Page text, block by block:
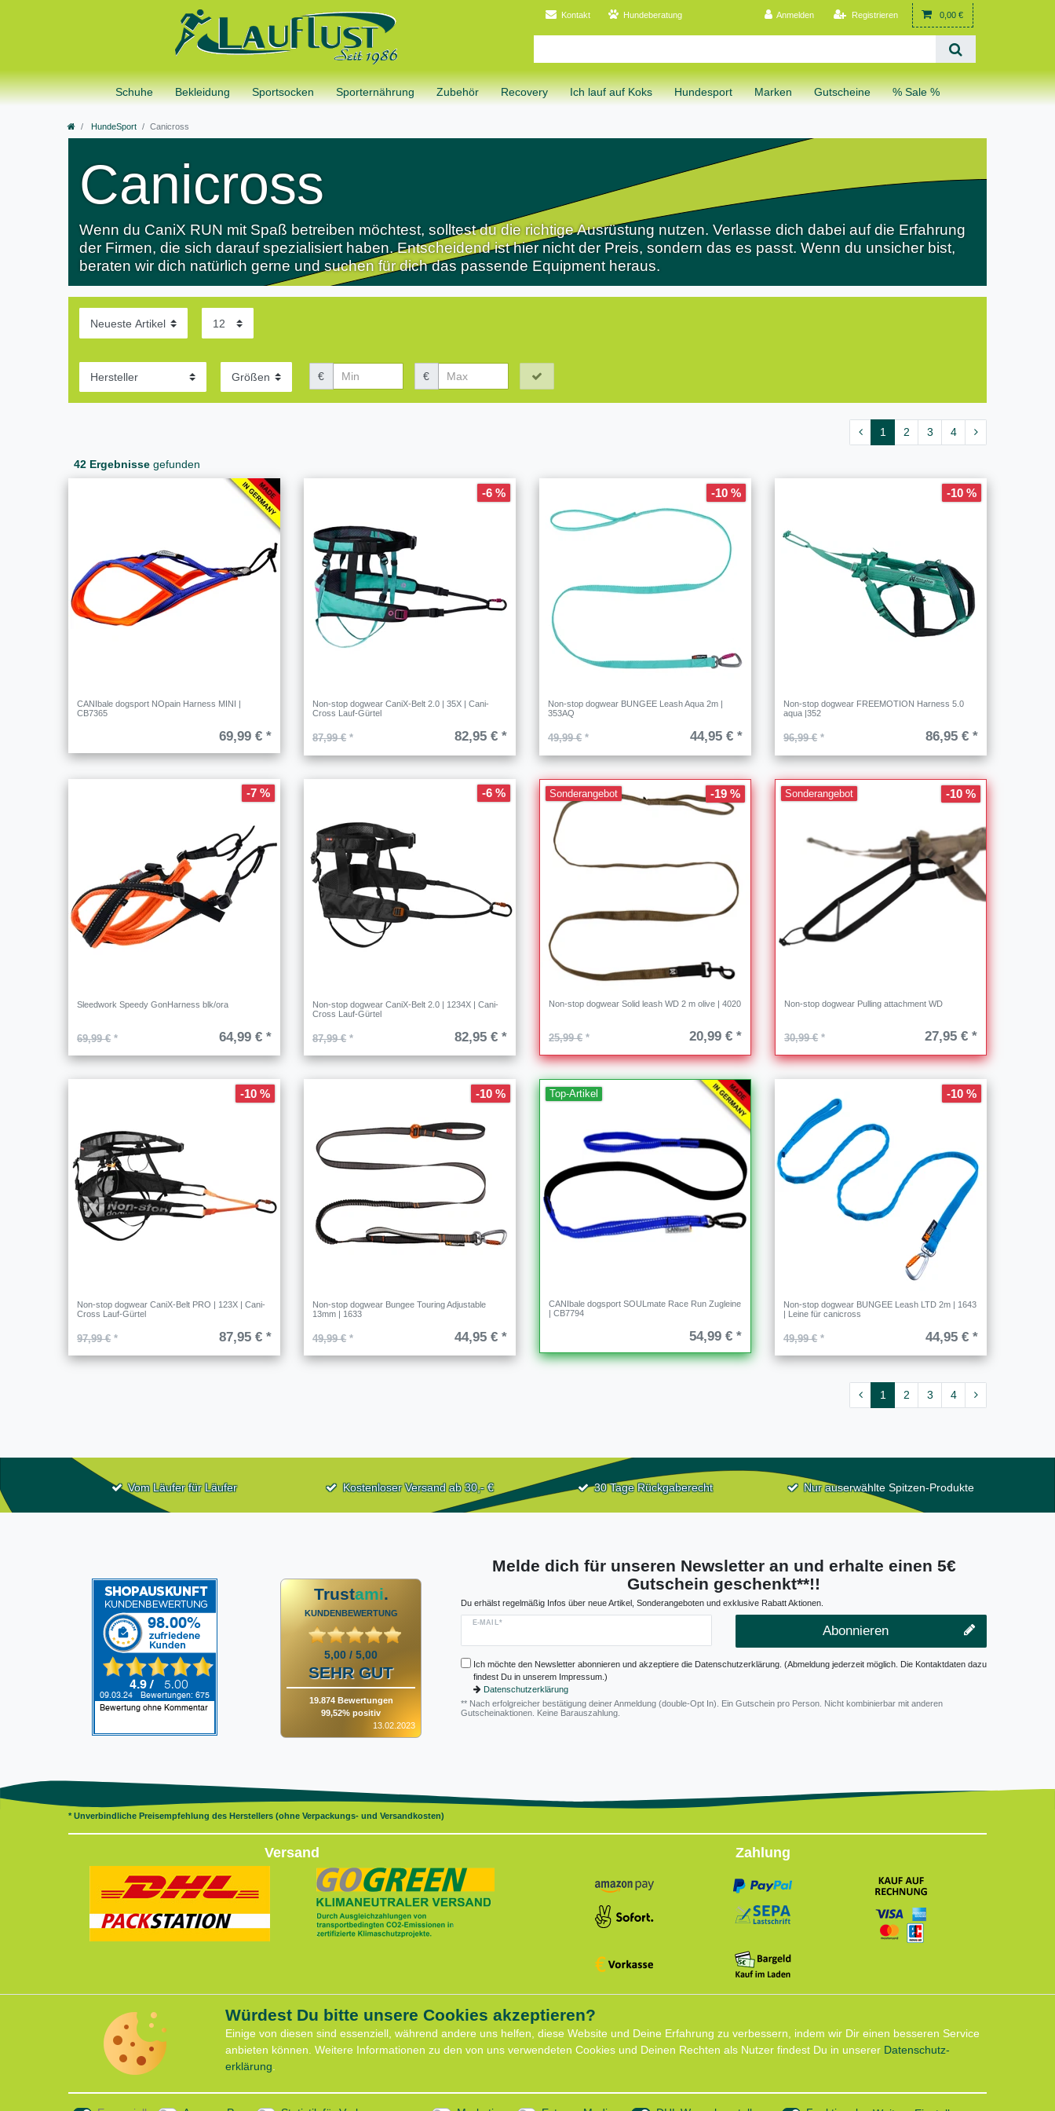
Kontakt Hundeberatung Anmelden Registrieren 0,00 €
Schuhe Bekleidung Sportsocken Sporternährung Zubehör Recovery Ich lauf auf Koks Hundesport Marken Gutscheine % Sale %
HundeSport Canicross
Canicross
Wenn du CaniX RUN mit Spaß betreiben möchtest, solltest du die richtige Ausrüstung nutzen. Verlasse dich dabei auf die Erfahrung
der Firmen, die sich darauf spezialisiert haben. Entscheidend ist hier nicht der Preis, sondern das es passt. Wenn du unsicher bist,
beraten wir dich natürlich gerne und suchen für dich das passende Equipment heraus.
€ €
1 2 3 4
42 Ergebnisse gefunden
CANIbale dogsport NOpain Harness MINI |
CB7365
69,99 € *
-6 %
Non-stop dogwear CaniX-Belt 2.0 | 35X | Cani-
Cross Lauf-Gürtel
87,99 € * 82,95 € *
-10 %
Non-stop dogwear BUNGEE Leash Aqua 2m |
353AQ
49,99 € * 44,95 € *
-10 %
Non-stop dogwear FREEMOTION Harness 5.0
aqua |352
96,99 € * 86,95 € *
-7 %
Sleedwork Speedy GonHarness blk/ora
69,99 € * 64,99 € *
-6 %
Non-stop dogwear CaniX-Belt 2.0 | 1234X | Cani-
Cross Lauf-Gürtel
87,99 € * 82,95 € *
-19 %
Sonderangebot
Non-stop dogwear Solid leash WD 2 m olive | 4020
25,99 € * 20,99 € *
-10 %
Sonderangebot
Non-stop dogwear Pulling attachment WD
30,99 € * 27,95 € *
-10 %
Non-stop dogwear CaniX-Belt PRO | 123X | Cani-
Cross Lauf-Gürtel
97,99 € * 87,95 € *
-10 %
Non-stop dogwear Bungee Touring Adjustable
13mm | 1633
49,99 € * 44,95 € *
Top-Artikel
CANIbale dogsport SOULmate Race Run Zugleine
| CB7794
54,99 € *
-10 %
Non-stop dogwear BUNGEE Leash LTD 2m | 1643
| Leine für canicross
49,99 € * 44,95 € *
1 2 3 4
Vom Läufer für Läufer Kostenloser Versand ab 30,- € 30 Tage Rückgaberecht Nur auserwählte Spitzen-Produkte
Trustami.
KUNDENBEWERTUNG
5,00 / 5,00
SEHR GUT
19.874 Bewertungen
99,52% positiv
13.02.2023
Melde dich für unseren Newsletter an und erhalte einen 5€
Gutschein geschenkt**!!
Du erhälst regelmäßig Infos über neue Artikel, Sonderangeboten und exklusive Rabatt Aktionen.
E-MAIL*
Abonnieren
Ich möchte den Newsletter abonnieren und akzeptiere die Datenschutzerklärung. (Abmeldung jederzeit möglich. Die Kontaktdaten dazu
findest Du in unserem Impressum.)
Datenschutzerklärung
** Nach erfolgreicher bestätigung deiner Anmeldung (double-Opt In). Ein Gutschein pro Person. Nicht kombinierbar mit anderen
Gutscheinaktionen. Keine Barauszahlung.
* Unverbindliche Preisempfehlung des Herstellers (ohne Verpackungs- und Versandkosten)
Versand Zahlung
Vertrag widerrufen
Kontaktformular
Service
Anfahrt
CaniX Seminare
Shop
Widerrufs­recht
Daten­schutz­erklärung
Instagram: Impressum und Datenschutzerklärung
Würdest Du bitte unsere Cookies akzeptieren?
Einige von diesen sind essenziell, während andere uns helfen, diese Website und Deine Erfahrung zu verbessern, indem wir Dir einen besseren Service
anbieten können. Weitere Informationen zu den von uns verwendeten Cookies und Deinen Rechten als Nutzer findest Du in unserer Daten­schutz­
erklärung